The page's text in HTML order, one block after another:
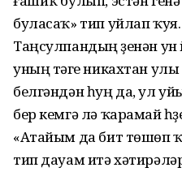
буласаҡ» тип уйлап
Таңсулпандың үҙенән
уның тәүге никахтан улы
белгәндән һуң да, ул
бер кемгә лә ҡарамай
«Атайым да бит төшөп
тип дауам итә